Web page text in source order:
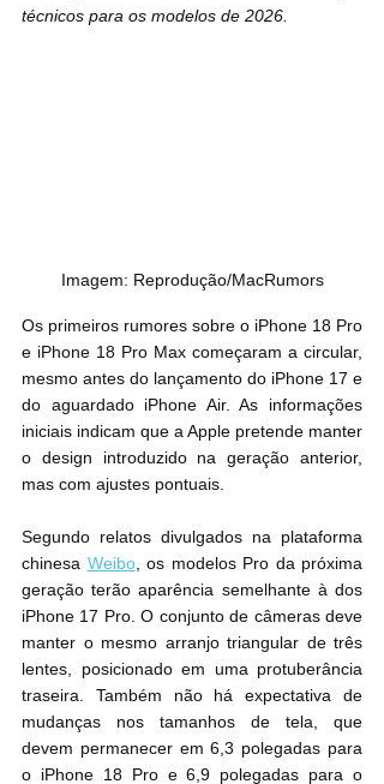
técnicos para os modelos de 2026.
Imagem: Reprodução/MacRumors
Os primeiros rumores sobre o iPhone 18 Pro
e iPhone 18 Pro Max começaram a circular,
mesmo antes do lançamento do iPhone 17 e
do aguardado iPhone Air. As informações
iniciais indicam que a Apple pretende manter
o design introduzido na geração anterior,
mas com ajustes pontuais.
Segundo relatos divulgados na plataforma
chinesa Weibo, os modelos Pro da próxima
geração terão aparência semelhante à dos
iPhone 17 Pro. O conjunto de câmeras deve
manter o mesmo arranjo triangular de três
lentes, posicionado em uma protuberância
traseira. Também não há expectativa de
mudanças nos tamanhos de tela, que
devem permanecer em 6,3 polegadas para
o iPhone 18 Pro e 6,9 polegadas para o